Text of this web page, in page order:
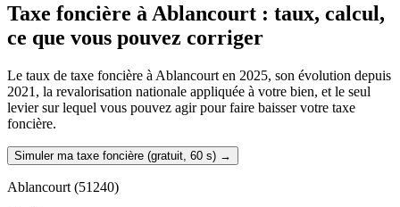
Taxe foncière àAblancourt : taux, calcul,
ce que vous pouvez corriger
Le taux de taxe foncière à Ablancourt en 2025, son évolution depuis
2021, la revalorisation nationale appliquée à votre bien, et le seul
levier sur lequel vous pouvez agir pour faire baisser votre taxe
foncière.
Simuler ma taxe foncière (gratuit, 60 s) →
Ablancourt (51240)